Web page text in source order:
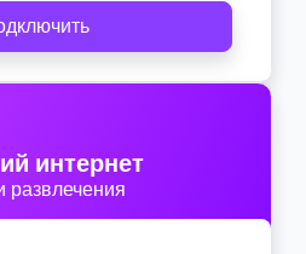
интернет
развлечения